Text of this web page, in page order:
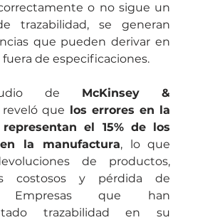
o no sigue un
trazabilidad, se generan
que pueden derivar en
de especificaciones.
de McKinsey &
que los errores en la
el 15% de los
la manufactura, lo que
de productos,
costosos y pérdida de
Empresas que han
trazabilidad en su